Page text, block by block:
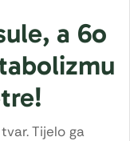
a 6o
Tijelo ga